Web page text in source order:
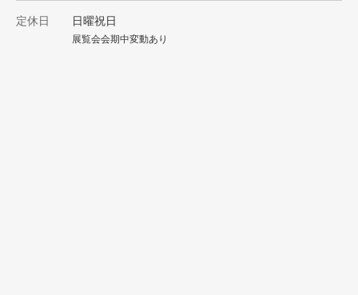
定休日 日曜祝日
展覧会会期中変動あり